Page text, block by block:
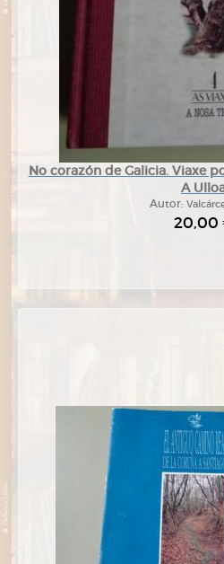
No corazón de Galicia. Viaxe
A
Autor:
20,00